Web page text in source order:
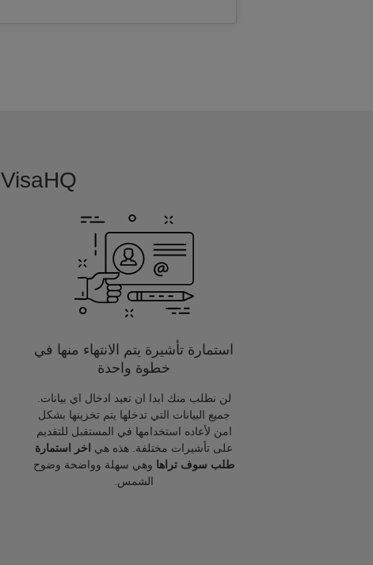
VisaHQ بسيطة, بديهية و مفصلة خصيصا للمسافرين
استمارة تأشيرة يتم الانتهاء منها في
خطوة واحدة
لن نطلب منك ابدا ان تعيد ادخال اي بيانات.
جميع البيانات التي تدخلها يتم تخزينها بشكل
امن لأعاده استخدامها في المستقبل للتقديم
على تأشيرات مختلفة. هذه هي
اخر استمارة
طلب سوف تراها وهي سهلة وواضحة وضوح
الشمس.